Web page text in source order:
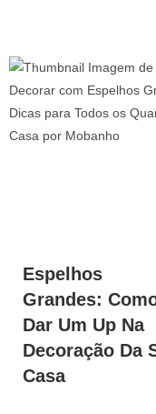
Espelhos
Grandes:
Dar Um Up Na
Decoração Da
Casa